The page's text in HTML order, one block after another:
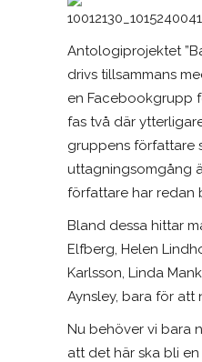
Antologiprojektet
drivs tillsammans
en Facebookgrupp
fas två där
gruppens författare
uttagningsomgång
författare har redan
Bland dessa hittar
Elfberg, Helen
Karlsson, Linda
Aynsley, bara för att
Nu behöver vi bara
att det här ska bli